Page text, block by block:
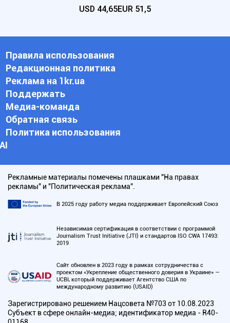
USD 44,65EUR 51,5
Правила использования
Редакционная политика
Реклама на 1kr.ua
Поддержать
Медиа-команда
Обратная связь
Политика использования
АI
Рекламные материалы помечены плашками "На правах
рекламы" и "Политическая реклама".
В 2025 году работу медиа поддерживает Европейский Союз
Независимая сертификация в соответствии с программой
Journalism Trust Initiative (JTI) и стандартов ISO CWA 17493:
2019
Сайт обновлен в 2023 году в рамках сотрудничества с
проектом «Укрепление общественного доверия в Украине» —
UCBI, который поддерживает Агентство США по
международному развитию (USAID)
Зарегистрировано решением Нацсовета №703 от 10.08.2023
Субъект в сфере онлайн-медиа; идентификатор медиа - R40-